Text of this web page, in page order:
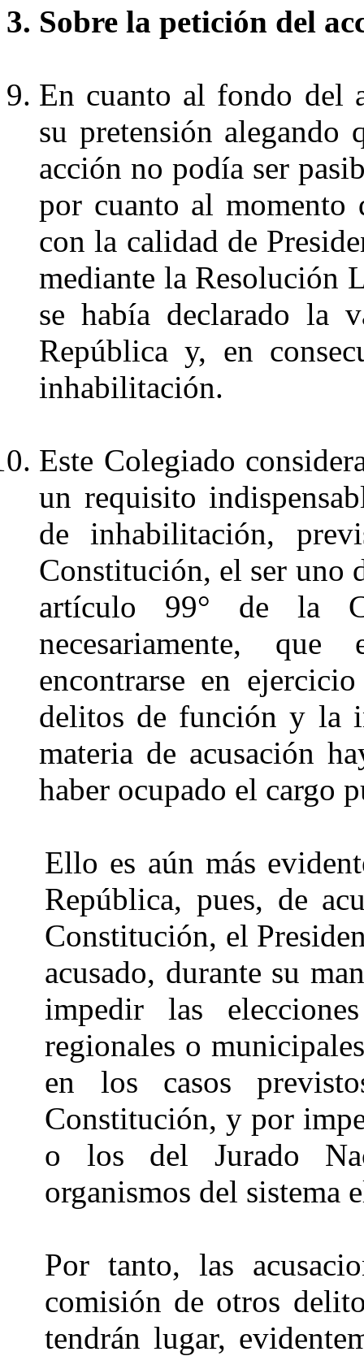
3. Sobre la petición del
En cuanto al fondo del
su pretensión alegando
acción no podía ser
por cuanto al momento
con la calidad de
mediante la Resolución
se había declarado la
República y, en
inhabilitación.
Este Colegiado
un requisito
de inhabilitación,
Constitución, el ser uno
artículo 99° de la
necesariamente,
encontrarse en
delitos de función y la
materia de acusación
haber ocupado el cargo
Ello es aún más
República, pues, de
Constitución, el
acusado, durante su
impedir las
regionales o
en los casos
Constitución, y por
o los del Jurado
organismos del sistema
Por tanto, las
comisión de otros
tendrán lugar,